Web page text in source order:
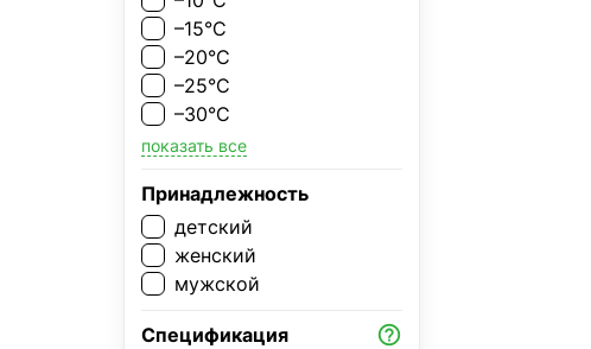
–15°C
–20°C
–25°C
–30°C
показать все
Принадлежность
детский
женский
мужской
Спецификация 